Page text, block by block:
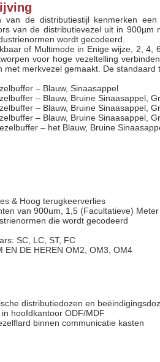
van de distributiestijl kenmerken
van de distributievezel uit in
wordt gecodeerd.
of Multimode in Enige wijze, 2,
voor hoge vezeltelling
met merkvezel gemaakt. De
– Blauw, Sinaasappel
– Blauw, Bruine Sinaasappel,
– Blauw, Bruine Sinaasappel,
– Blauw, Bruine Sinaasappel,
– het Blauw, Bruine
& Hoog terugkeerverlies
van 900um, 1,5 (Facultatieve)
die wordt gecodeerd
SC, LC, ST, FC
EN DE HEREN OM2, OM3, OM4
distributiedozen en
hoofdkantoor ODF/MDF
binnen communicatie kasten